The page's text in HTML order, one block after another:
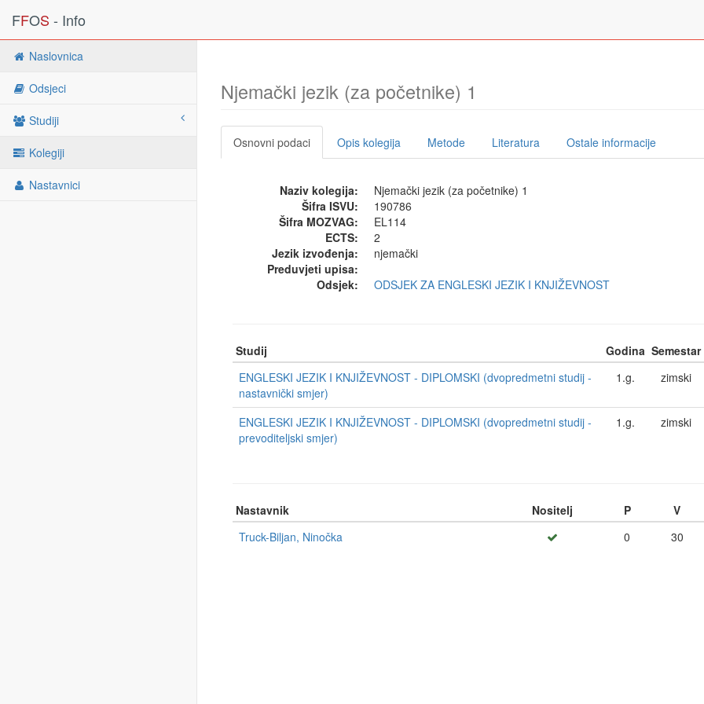
FFOS - Info
Naslovnica
Odsjeci
Studiji
Kolegiji
Nastavnici
Njemački jezik (za početnike) 1
Osnovni podaci Opis kolegija Metode Literatura Ostale informacije
Naziv kolegija:
Njemački jezik (za početnike) 1
Šifra ISVU:
190786
Šifra MOZVAG:
EL114
ECTS:
2
Jezik izvođenja:
njemački
Preduvjeti upisa:
Odsjek:
ODSJEK ZA ENGLESKI JEZIK I KNJIŽEVNOST
Studij Godina Semestar
ENGLESKI JEZIK I KNJIŽEVNOST - DIPLOMSKI (dvopredmetni studij -
nastavnički smjer)
1.g. zimski
ENGLESKI JEZIK I KNJIŽEVNOST - DIPLOMSKI (dvopredmetni studij -
prevoditeljski smjer)
1.g. zimski
Nastavnik Nositelj P V
Truck-Biljan, Ninočka
0 30